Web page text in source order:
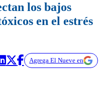
los bajos
en el estrés
Agrega El Nueve en